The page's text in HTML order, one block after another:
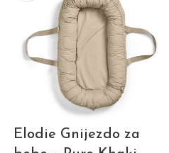
Elodie Gnijezdo za